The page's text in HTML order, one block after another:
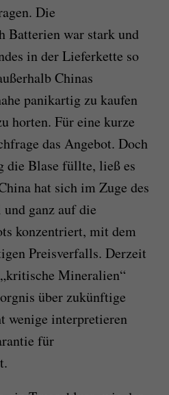
Die
Batterien war stark und
in der Lieferkette so
Chinas
panikartig zu kaufen
horten. Für eine kurze
das Angebot. Doch
die Blase füllte, ließ es
hat sich im Zuge des
ganz auf die
konzentriert, mit dem
Preisverfalls. Derzeit
Mineralien“
über zukünftige
wenige interpretieren
für